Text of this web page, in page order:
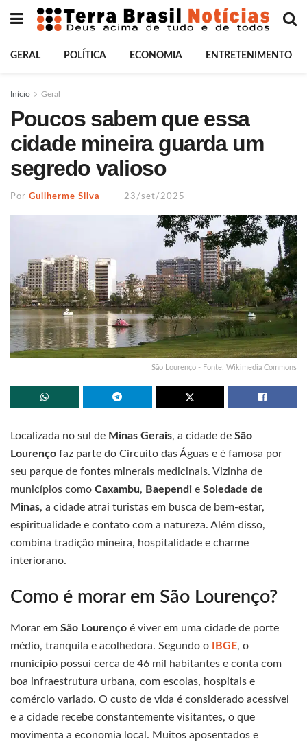
GERAL POLÍTICA ECONOMIA ENTRETENIMENTO
Início Geral
Poucos sabem que essa
cidade mineira guarda um
segredo valioso
Por Guilherme Silva 23/set/2025
São Lourenço - Fonte: Wikimedia Commons
Localizada no sul de Minas Gerais, a cidade de São
Lourenço faz parte do Circuito das Águas e é famosa por
seu parque de fontes minerais medicinais. Vizinha de
municípios como Caxambu, Baependi e Soledade de
Minas, a cidade atrai turistas em busca de bem-estar,
espiritualidade e contato com a natureza. Além disso,
combina tradição mineira, hospitalidade e charme
interiorano.
Como é morar em São Lourenço?
Morar em São Lourenço é viver em uma cidade de porte
médio, tranquila e acolhedora. Segundo o
IBGE, o
município possui cerca de 46 mil habitantes e conta com
boa infraestrutura urbana, com escolas, hospitais e
comércio variado. O custo de vida é considerado acessível
e a cidade recebe constantemente visitantes, o que
movimenta a economia local. Muitos aposentados e